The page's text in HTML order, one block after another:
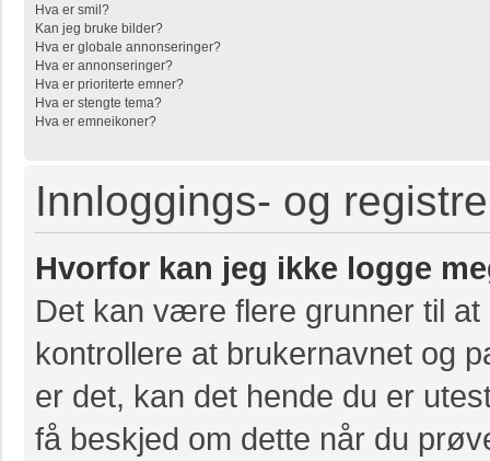
Hva er smil?
Kan jeg bruke bilder?
Hva er globale annonseringer?
Hva er annonseringer?
Hva er prioriterte emner?
Hva er stengte tema?
Hva er emneikoner?
Innloggings- og
Hvorfor kan jeg ikke logge
Det kan være flere grunner til
kontrollere at brukernavnet og
er det, kan det hende du er
få beskjed om dette når du